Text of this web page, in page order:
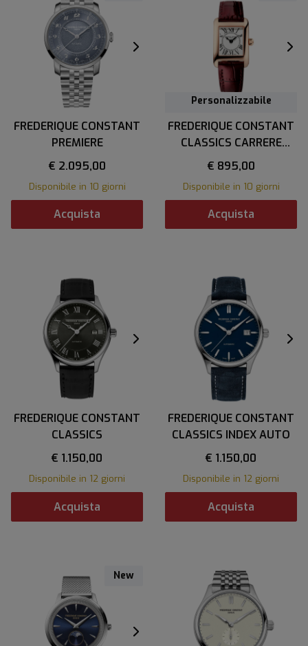
FREDERIQUE CONSTANT
PREMIERE
€ 2.095,00
Disponibile in 10 giorni
Acquista
Personalizzabile
FREDERIQUE CONSTANT
CLASSICS CARRERE
LADIES
€ 895,00
Disponibile in 10 giorni
Acquista
FREDERIQUE CONSTANT
CLASSICS
€ 1.150,00
Disponibile in 12 giorni
Acquista
FREDERIQUE CONSTANT
CLASSICS INDEX AUTO
€ 1.150,00
Disponibile in 12 giorni
Acquista
New